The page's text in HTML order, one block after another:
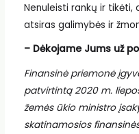
Nenuleisti rankų ir
atsiras galimybės ir
– Dėkojame Jums už
Finansinė priemonė
patvirtintą 2020 m.
žemės ūkio ministro
skatinamosios